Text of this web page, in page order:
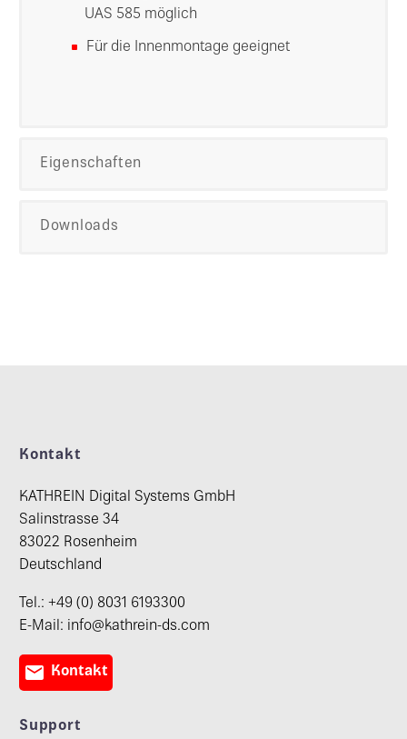
UAS 585 möglich
Für die Innenmontage geeignet
Eigenschaften
Downloads
Kontakt
KATHREIN Digital Systems GmbH
Salinstrasse 34
83022 Rosenheim
Deutschland
Tel.: +49 (0) 8031 6193300
E-Mail: info@kathrein-ds.com
 Kontakt
Support